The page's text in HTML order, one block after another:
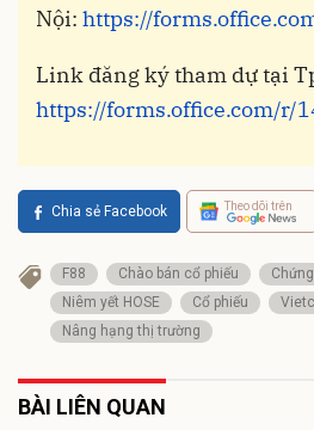
Nội: https://
Link đăng ký tham dự tại
https://forms.office.com/r/
Chia sẻ Facebook Theo dõi trên
F88 Chào bán cổ phiếu
Niêm yết HOSE
Cổ phiếu
Nâng hạng thị trường
BÀI LIÊN QUAN